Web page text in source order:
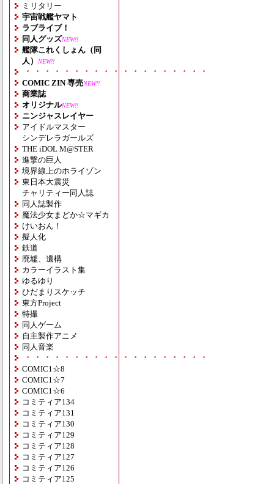
ミリタリー
宇宙戦艦ヤマト
ラブライブ！
同人グッズNEW!!
艦隊これくしょん（同
人）
NEW!!
・・・・・・・・・・・・・・・・・・・
COMIC ZIN 専売NEW!!
商業誌
オリジナルNEW!!
ニンジャスレイヤー
アイドルマスター
シンデレラガールズ
THE iDOL M@STER
進撃の巨人
境界線上のホライゾン
東日本大震災
チャリティー同人誌
同人誌製作
魔法少女まどか☆マギカ
けいおん！
擬人化
鉄道
廃墟、遺構
カラーイラスト集
ゆるゆり
ひだまりスケッチ
東方Project
特撮
同人ゲーム
自主製作アニメ
同人音楽
・・・・・・・・・・・・・・・・・・・
COMIC1☆8
COMIC1☆7
COMIC1☆6
コミティア134
コミティア131
コミティア130
コミティア129
コミティア128
コミティア127
コミティア126
コミティア125